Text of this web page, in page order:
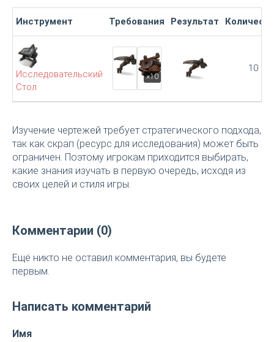
Инструмент Требования Результат
Исследовательский
Стол
×10
10
Изучение чертежей требует стратегического подхода,
так как скрап (ресурс для исследования) может быть
ограничен. Поэтому игрокам приходится выбирать,
какие знания изучать в первую очередь, исходя из
своих целей и стиля игры.
Комментарии (0)
Ещё никто не оставил комментария, вы будете
первым.
Написать комментарий
Имя